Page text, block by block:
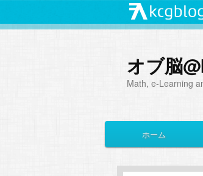
オブ脳
Math, e-Learning
イ
メ
イ
サ
ブ
ホーム